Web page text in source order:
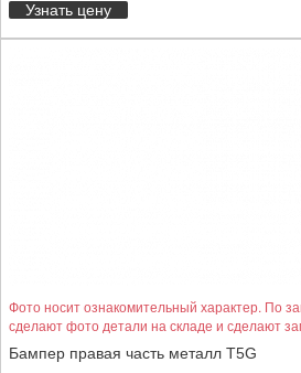
Узнать цену
Фото носит ознакомительный характер. По
сделают фото детали на складе и сделают
Бампер правая часть металл T5G